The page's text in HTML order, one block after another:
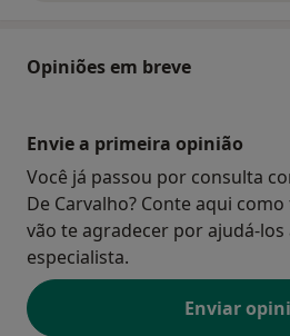
Opiniões em breve
Envie a primeira opinião
Você já passou por consulta
De Carvalho? Conte aqui
vão te agradecer por ajudá-
especialista.
Enviar